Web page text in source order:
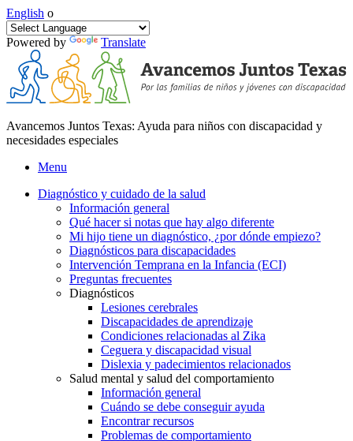
English o
Powered by Translate
Avancemos Juntos Texas: Ayuda para niños con discapacidad y
necesidades especiales
Menu
Diagnóstico y cuidado de la salud
Información general
Qué hacer si notas que hay algo diferente
Mi hijo tiene un diagnóstico, ¿por dónde empiezo?
Diagnósticos para discapacidades
Intervención Temprana en la Infancia (ECI)
Preguntas frecuentes
Diagnósticos
Lesiones cerebrales
Discapacidades de aprendizaje
Condiciones relacionadas al Zika
Ceguera y discapacidad visual
Dislexia y padecimientos relacionados
Salud mental y salud del comportamiento
Información general
Cuándo se debe conseguir ayuda
Encontrar recursos
Problemas de comportamiento